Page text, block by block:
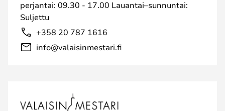
perjantai: 09.30 - 17.00 Lauantai–sunnuntai:
Suljettu
+358 20 787 1616
info@valaisinmestari.fi